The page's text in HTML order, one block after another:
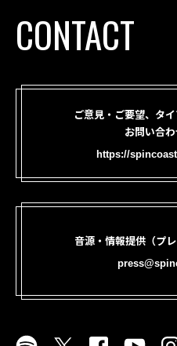
CONTACT
ご意見・ご要望、タ
お問い合
https://
音源・情報提供（プ